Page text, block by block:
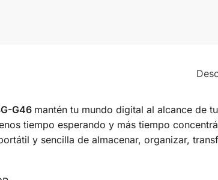
G46 mantén tu mundo digital al alcance de
tiempo esperando y más tiempo
y sencilla de almacenar, organizar,